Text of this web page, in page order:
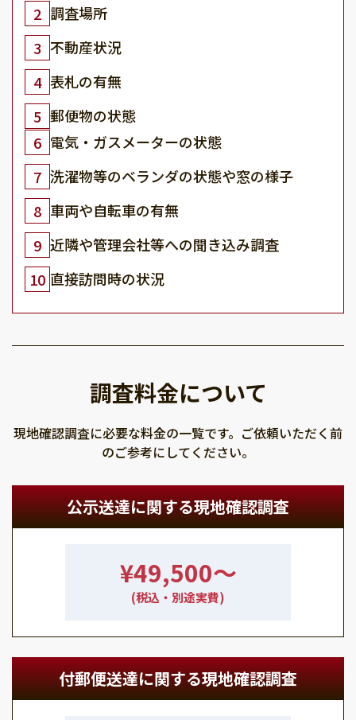
2 調査場所
3 不動産状況
4 表札の有無
5 郵便物の状態
6 電気・ガスメーターの状態
7 洗濯物等のベランダの状態や窓の様子
8 車両や自転車の有無
9 近隣や管理会社等への聞き込み調査
10 直接訪問時の状況
調査料金について
現地確認調査に必要な料金の一覧です。ご依頼いただく前
のご参考にしてください。
公示送達に関する現地確認調査
¥49,500〜
(税込・別途実費)
付郵便送達に関する現地確認調査